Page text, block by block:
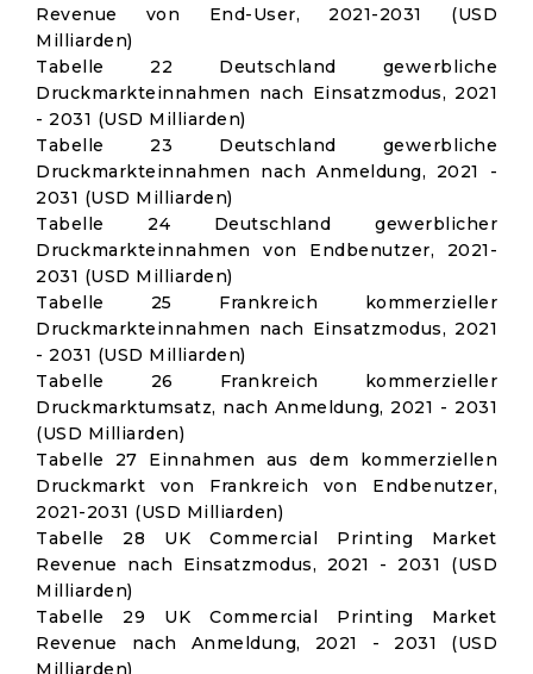
Revenue von End-User, 2021-2031 (USD
Milliarden)
Tabelle 22 Deutschland gewerbliche
Druckmarkteinnahmen nach Einsatzmodus, 2021
- 2031 (USD Milliarden)
Tabelle 23 Deutschland gewerbliche
Druckmarkteinnahmen nach Anmeldung, 2021 -
2031 (USD Milliarden)
Tabelle 24 Deutschland gewerblicher
Druckmarkteinnahmen von Endbenutzer, 2021-
2031 (USD Milliarden)
Tabelle 25 Frankreich kommerzieller
Druckmarkteinnahmen nach Einsatzmodus, 2021
- 2031 (USD Milliarden)
Tabelle 26 Frankreich kommerzieller
Druckmarktumsatz, nach Anmeldung, 2021 - 2031
(USD Milliarden)
Tabelle 27 Einnahmen aus dem kommerziellen
Druckmarkt von Frankreich von Endbenutzer,
2021-2031 (USD Milliarden)
Tabelle 28 UK Commercial Printing Market
Revenue nach Einsatzmodus, 2021 - 2031 (USD
Milliarden)
Tabelle 29 UK Commercial Printing Market
Revenue nach Anmeldung, 2021 - 2031 (USD
Milliarden)